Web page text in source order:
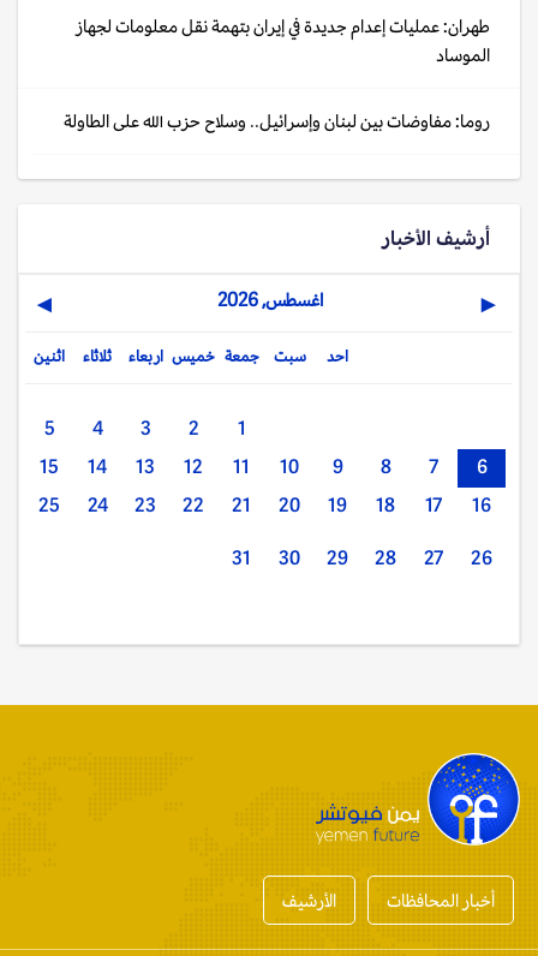
طهران: عمليات إعدام جديدة في إيران بتهمة نقل معلومات لجهاز
الموساد
روما: مفاوضات بين لبنان وإسرائيل.. وسلاح حزب الله على الطاولة
أرشيف الأخبار
◀ اغسطس, 2026 ▶
اثنين ثلاثاء اربعاء خميس جمعة سبت احد
1
2
3
4
5
6
7
8
9
10
11
12
13
14
15
16
17
18
19
20
21
22
23
24
25
26
27
28
29
30
31
أخبار المحافظات الأرشيف